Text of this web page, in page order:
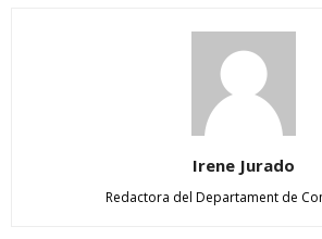
Irene Jurado
Redactora del Departament de